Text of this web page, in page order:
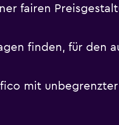
fairen
finden, für den
mit